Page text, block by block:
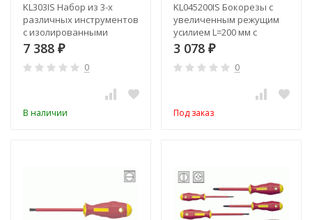
KL303IS Набор из 3-х
различных инструментов
с изолированными
рукоятками (VDE до
1000В)
7 388 ₽
0
В наличии
KL045200IS Бокорезы с
увеличенным режущим
усилием L=200 мм с
изолированными
рукоятками (VDE до
1000В)
3 078 ₽
0
Под заказ